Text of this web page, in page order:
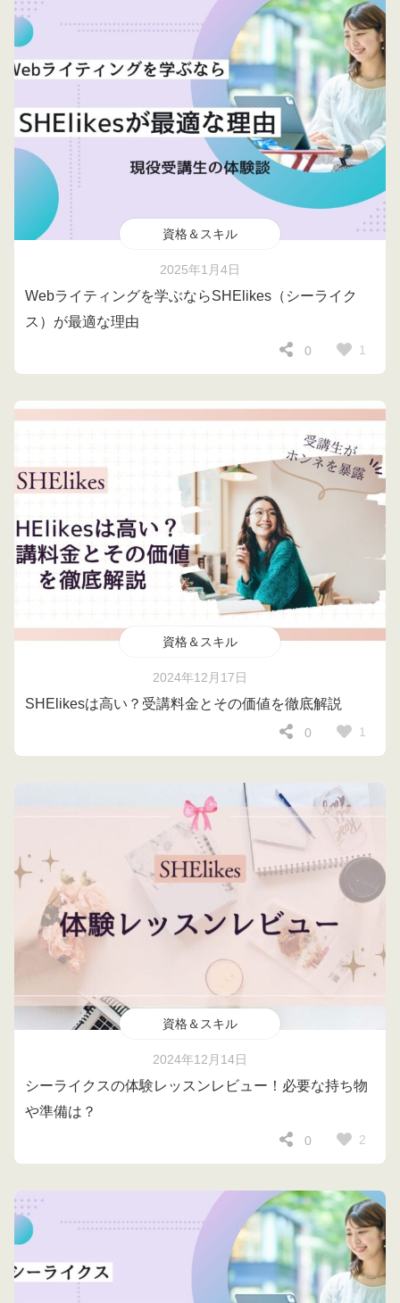
資格＆スキル
2025年1月4日
Webライティングを学ぶならSHElikes（シーライク
ス）が最適な理由
0 1
資格＆スキル
2024年12月17日
SHElikesは高い？受講料金とその価値を徹底解説
0 1
資格＆スキル
2024年12月14日
シーライクスの体験レッスンレビュー！必要な持ち物
や準備は？
0 2